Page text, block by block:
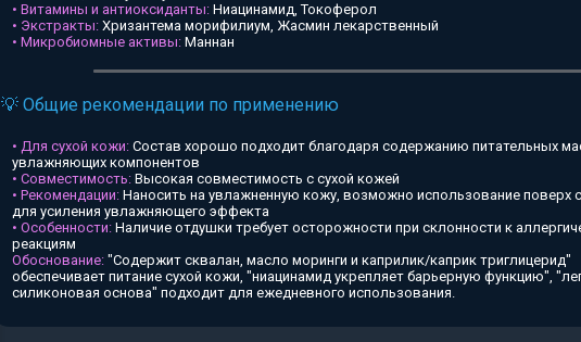
• Витамины и антиоксиданты: Ниацинамид, Токоферол
• Экстракты: Хризантема морифилиум, Жасмин лекарственный
• Микробиомные активы: Маннан
💡 Общие рекомендации по применению
• Для сухой кожи: Состав хорошо подходит благодаря содержанию питательных
увлажняющих компонентов
• Совместимость: Высокая совместимость с сухой кожей
• Рекомендации: Наносить на увлажненную кожу, возможно использование поверх
для усиления увлажняющего эффекта
• Особенности: Наличие отдушки требует осторожности при склонности к
реакциям
Обоснование: "Содержит сквалан, масло моринги и каприлик/каприк триглицерид"
обеспечивает питание сухой кожи, "ниацинамид укрепляет барьерную функцию",
силиконовая основа" подходит для ежедневного использования.